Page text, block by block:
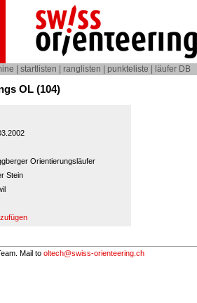
startlisten ranglisten punkteliste läufer DB
OL (104)
Orientierungsläufer
Stein
Mail to oltech@swiss-orienteering.ch